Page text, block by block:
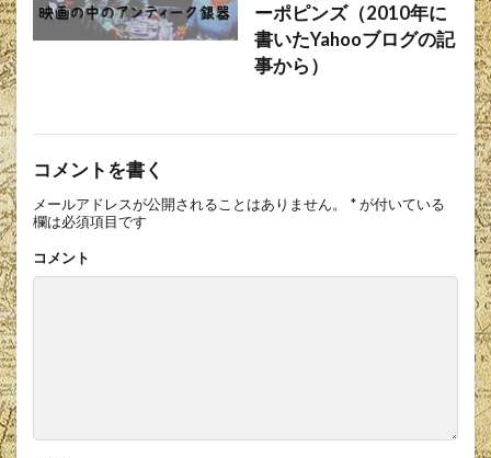
ーポピンズ（2010年に
書いたYahooブログの記
事から）
コメントを書く
メールアドレスが公開されることはありません。 *が付いている
欄は必須項目です
コメント